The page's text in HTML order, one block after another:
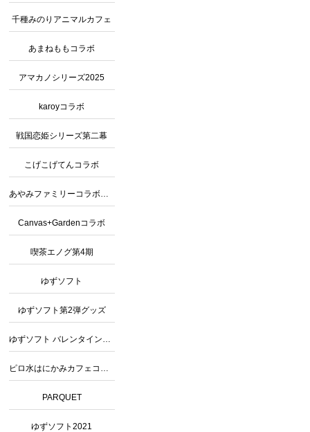
千種みのりアニマルカフェ
あまねももコラボ
アマカノシリーズ2025
karoyコラボ
戦国恋姫シリーズ第二幕
こげこげてんコラボ
Canvas+Gardenコラボ
喫茶エノグ第4期
ゆずソフト
ゆずソフト第2弾グッズ
PARQUET
ゆずソフト2021